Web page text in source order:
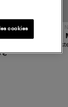
€
cookies